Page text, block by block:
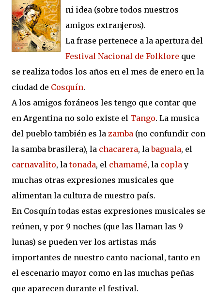
ni idea (sobre todos nuestros
amigos extranjeros).
La frase pertenece a la apertura del
Festival Nacional de Folklore que
se realiza todos los años en el mes de enero en la
ciudad de Cosquín.
A los amigos foráneos les tengo que contar que
en Argentina no solo existe el Tango. La musica
del pueblo también es la zamba (no confundir con
la samba brasilera), la chacarera, labaguala, el
carnavalito, latonada, el chamamé, la coplay
muchas otras expresiones musicales que
alimentan la cultura de nuestro país.
En Cosquín todas estas expresiones musicales se
reúnen, y por 9 noches (que las llaman las 9
lunas) se pueden ver los artistas más
importantes de nuestro canto nacional, tanto en
el escenario mayor como en las muchas peñas
que aparecen durante el festival.